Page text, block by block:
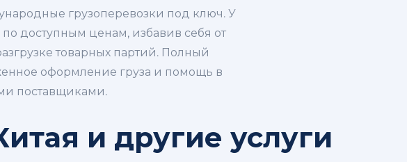
грузоперевозки под ключ. У
доступным ценам, избавив себя от
товарных партий. Полный
оформление груза и помощь в
поставщиками.
и другие услуги